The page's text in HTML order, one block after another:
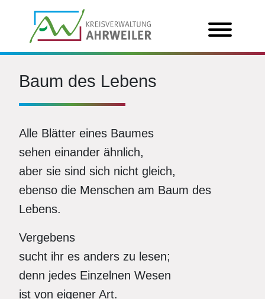
Baum des Lebens
Alle Blätter eines Baumes
sehen einander ähnlich,
aber sie sind sich nicht gleich,
ebenso die Menschen am Baum des
Lebens.
Vergebens
sucht ihr es anders zu lesen;
denn jedes Einzelnen Wesen
ist von eigener Art.